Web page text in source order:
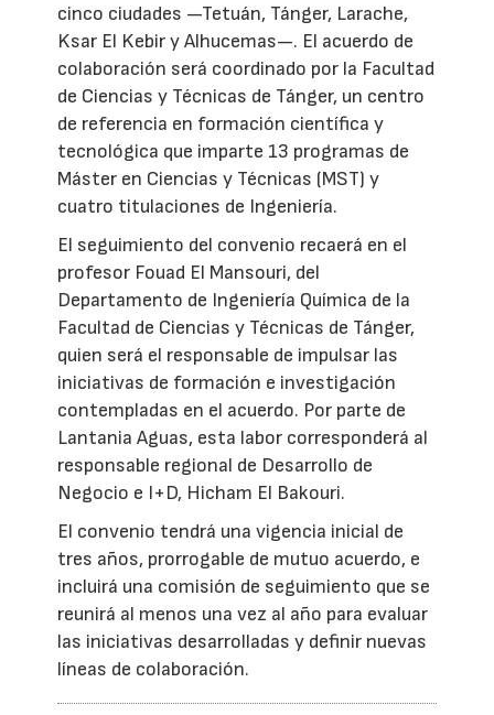
cinco ciudades —Tetuán, Tánger, Larache,
Ksar El Kebir y Alhucemas—. El acuerdo de
colaboración será coordinado por la Facultad
de Ciencias y Técnicas de Tánger, un centro
de referencia en formación científica y
tecnológica que imparte 13 programas de
Máster en Ciencias y Técnicas (MST) y
cuatro titulaciones de Ingeniería.
El seguimiento del convenio recaerá en el
profesor Fouad El Mansouri, del
Departamento de Ingeniería Química de la
Facultad de Ciencias y Técnicas de Tánger,
quien será el responsable de impulsar las
iniciativas de formación e investigación
contempladas en el acuerdo. Por parte de
Lantania Aguas, esta labor corresponderá al
responsable regional de Desarrollo de
Negocio e I+D, Hicham El Bakouri.
El convenio tendrá una vigencia inicial de
tres años, prorrogable de mutuo acuerdo, e
incluirá una comisión de seguimiento que se
reunirá al menos una vez al año para evaluar
las iniciativas desarrolladas y definir nuevas
líneas de colaboración.